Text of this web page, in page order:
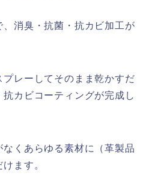
、消臭・抗菌・抗カビ加工が
レーしてそのまま乾かすだ
カビコーティングが完成し
くあらゆる素材に（革製品
ます。